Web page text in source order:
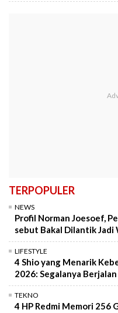
TERPOPULER
NEWS
Profil Norman Joesoef,
sebut Bakal Dilantik Jadi
LIFESTYLE
4 Shio yang Menarik
2026: Segalanya
TEKNO
4 HP Redmi Memori 256